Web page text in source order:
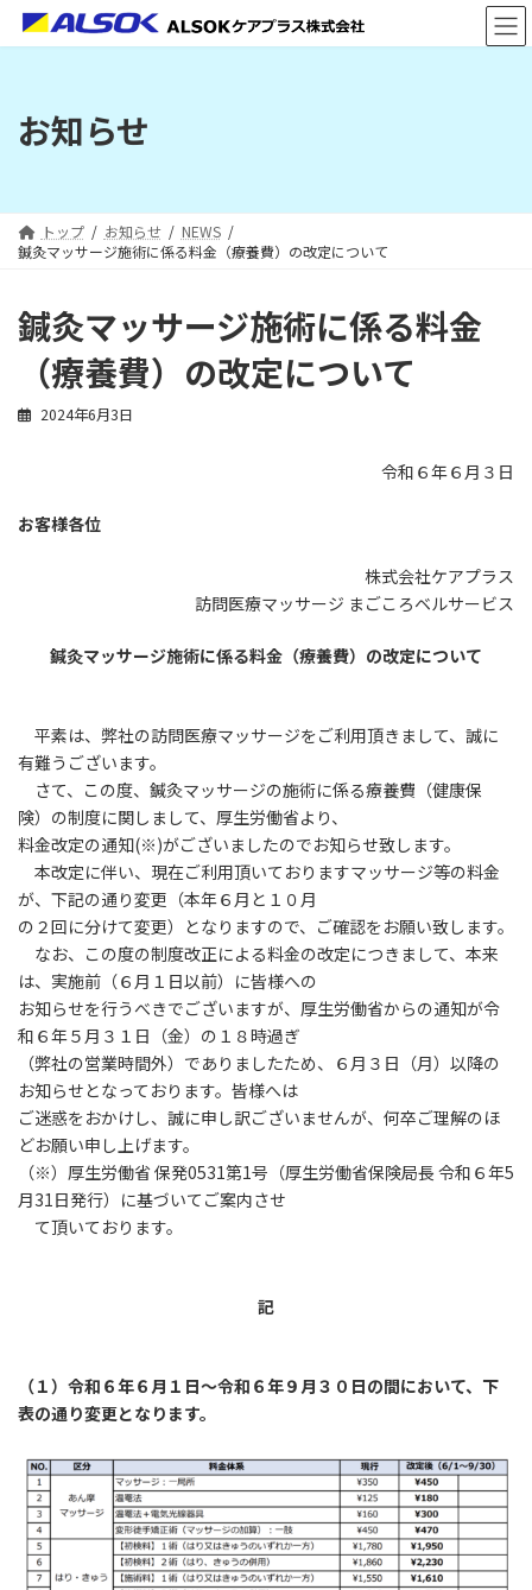
お知らせ
トップ お知らせ
NEWS
鍼灸マッサージ施術に係る料金（療養費）の改定について
鍼灸マッサージ施術に係る料金
（療養費）の改定について
2024年6月3日
令和６年６月３日
お客様各位
株式会社ケアプラス
訪問医療マッサージ まごころベルサービス
鍼灸マッサージ施術に係る料金（療養費）の改定について
平素は、弊社の訪問医療マッサージをご利用頂きまして、誠に
有難うございます。
さて、この度、鍼灸マッサージの施術に係る療養費（健康保
険）の制度に関しまして、厚生労働省より、
料金改定の通知(※)がございましたのでお知らせ致します。
本改定に伴い、現在ご利用頂いておりますマッサージ等の料金
が、下記の通り変更（本年６月と１０月
の２回に分けて変更）となりますので、ご確認をお願い致します。
なお、この度の制度改正による料金の改定につきまして、本来
は、実施前（６月１日以前）に皆様への
お知らせを行うべきでございますが、厚生労働省からの通知が令
和６年５月３１日（金）の１８時過ぎ
（弊社の営業時間外）でありましたため、６月３日（月）以降の
お知らせとなっております。皆様へは
ご迷惑をおかけし、誠に申し訳ございませんが、何卒ご理解のほ
どお願い申し上げます。
（※）厚生労働省 保発0531第1号（厚生労働省保険局長 令和６年5
月31日発行）に基づいてご案内させ
て頂いております。
記
（１）令和６年６月１日～令和６年９月３０日の間において、下
表の通り変更となります。